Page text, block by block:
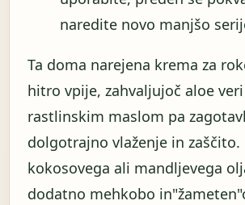
naredite novo manjšo
Ta doma narejena krema za
hitro vpije, zahvaljujoč aloe
rastlinskim maslom pa
dolgotrajno vlaženje in zaščito.
kokosovega ali mandljevega
dodatno mehkobo